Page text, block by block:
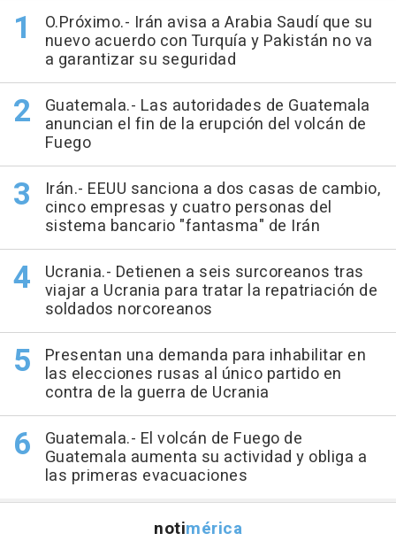
O.Próximo.- Irán avisa a Arabia Saudí que su
nuevo acuerdo con Turquía y Pakistán no va
a garantizar su seguridad
Guatemala.- Las autoridades de Guatemala
anuncian el fin de la erupción del volcán de
Fuego
Irán.- EEUU sanciona a dos casas de cambio,
cinco empresas y cuatro personas del
sistema bancario "fantasma" de Irán
Ucrania.- Detienen a seis surcoreanos tras
viajar a Ucrania para tratar la repatriación de
soldados norcoreanos
Presentan una demanda para inhabilitar en
las elecciones rusas al único partido en
contra de la guerra de Ucrania
Guatemala.- El volcán de Fuego de
Guatemala aumenta su actividad y obliga a
las primeras evacuaciones
notimérica